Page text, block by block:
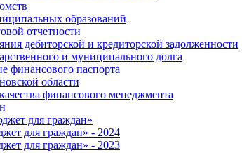
образований
отчетности
дебиторской и кредиторской задолженности
и муниципального долга
финансового паспорта
области
финансового менеджмента
для граждан»
для граждан» - 2024
для граждан» - 2023